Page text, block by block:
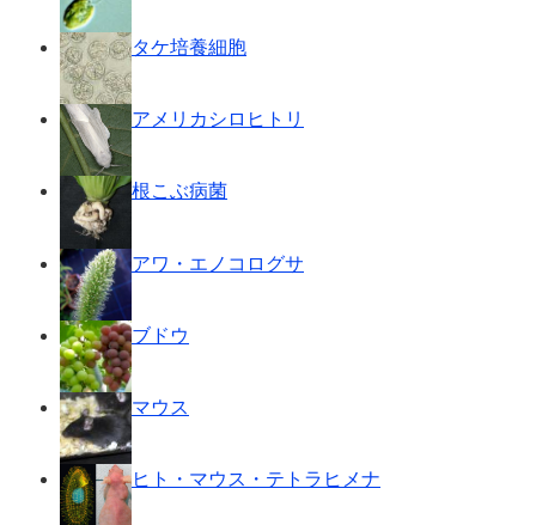
タケ培養細胞
アメリカシロヒトリ
根こぶ病菌
アワ・エノコログサ
ブドウ
マウス
ヒト・マウス・テトラヒメナ